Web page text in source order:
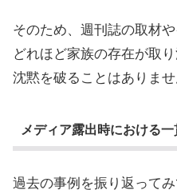
そのため、週刊誌の取材
どれほど家族の存在が取
沈黙を破ることはありませ
メディア露出時における一
過去の事例を振り返って